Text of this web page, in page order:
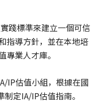
踐標準來建立一個可信
指導方針，並在本地培
業人才庫。
IP估值小組，根據在國
定IA/IP估值指南。